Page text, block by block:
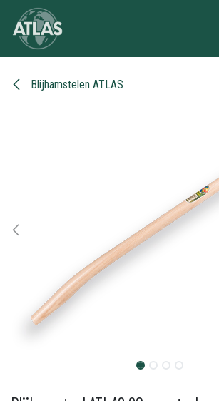
Overslaan naar inhoud
Blijhamstelen ATLAS